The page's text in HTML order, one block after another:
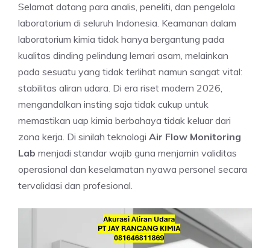
Selamat datang para analis, peneliti, dan pengelola
laboratorium di seluruh Indonesia. Keamanan dalam
laboratorium kimia tidak hanya bergantung pada
kualitas dinding pelindung lemari asam, melainkan
pada sesuatu yang tidak terlihat namun sangat vital:
stabilitas aliran udara. Di era riset modern 2026,
mengandalkan insting saja tidak cukup untuk
memastikan uap kimia berbahaya tidak keluar dari
zona kerja. Di sinilah teknologi Air Flow Monitoring
Lab menjadi standar wajib guna menjamin validitas
operasional dan keselamatan nyawa personel secara
tervalidasi dan profesional.